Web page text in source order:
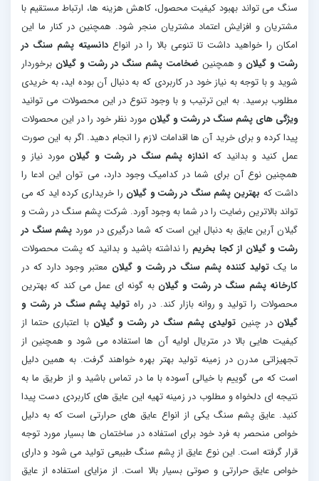
سنگ می تواند بهبود کیفیت محصول، کاهش هزینه ها، ارتباط مستقیم با
مشتریان و افزایش اعتماد مشتریان منجر شود. همچنین در کنار ما این
امکان را خواهید داشت تا تنوعی بالا را در انواع دانسیته پشم سنگ در
رشت و گیلان و همچنین ضخامت پشم سنگ در رشت و گیلان برخوردار
شوید و با توجه به نیاز خود در کاربردی که به دنبال آن بوده اید، به خریدی
مطلوب برسید. به این ترتیب و با وجود تنوع در این محصولات می توانید
ویژگی های پشم سنگ در رشت و گیلان مورد نظر خود را در این محصولات
پیدا کرده و برای خرید آن ها اقدامات لازم را انجام دهید. اگر به این صورت
عمل کنید و بدانید که اندازه پشم سنگ در رشت و گیلان مورد نیاز و
همچنین نوع آن برای شما در کدامیک وجود دارد، می توان این ادعا را
داشت که بهترین پشم سنگ در رشت و گیلان را خریداری کرده اید که می
تواند بالاترین رضایت را در شما به وجود آورد. شرکت پشم سنگ در رشت و
گیلان آرین عایق به دنبال این است که شما درگیری در مورد پشم سنگ در
رشت و گیلان از کجا بخریم را نداشته باشید و بدانید که پشت محصولات
ما یک تولید کننده پشم سنگ در رشت و گیلان معتبر وجود دارد که در
کارخانه پشم سنگ در رشت و گیلان به گونه ای عمل می کند که بهترین
محصولات را تولید و روانه بازار کند. در راه تولید پشم سنگ در رشت و
گیلان در چنین تولیدی پشم سنگ در رشت و گیلان با اعتباری حتما از
کیفیت هایی بالا در متریال اولیه آن ها استفاده می شود و همچنین از
تجهیزاتی مدرن در زمینه تولید بهتر بهره خواهند گرفت. به همین دلیل
است که می گوییم با خیالی آسوده با ما در تماس باشید و از طریق ما به
نتیجه ای دلخواه و مطلوب در زمینه تهیه این عایق های کاربردی دست پیدا
کنید. عایق پشم سنگ یکی از انواع عایق های حرارتی است که به دلیل
خواص منحصر به فرد خود برای استفاده در ساختمان ها بسیار مورد توجه
قرار گرفته است. این نوع عایق از پشم سنگ طبیعی تولید می شود و دارای
خواص عایق حرارتی و صوتی بسیار بالا است. از مزایای استفاده از عایق